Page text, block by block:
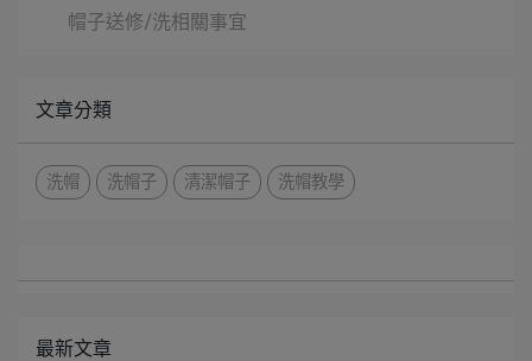
帽子送修/洗相關事宜
文章分類
洗帽 洗帽子 清潔帽子 洗帽教學
最新文章